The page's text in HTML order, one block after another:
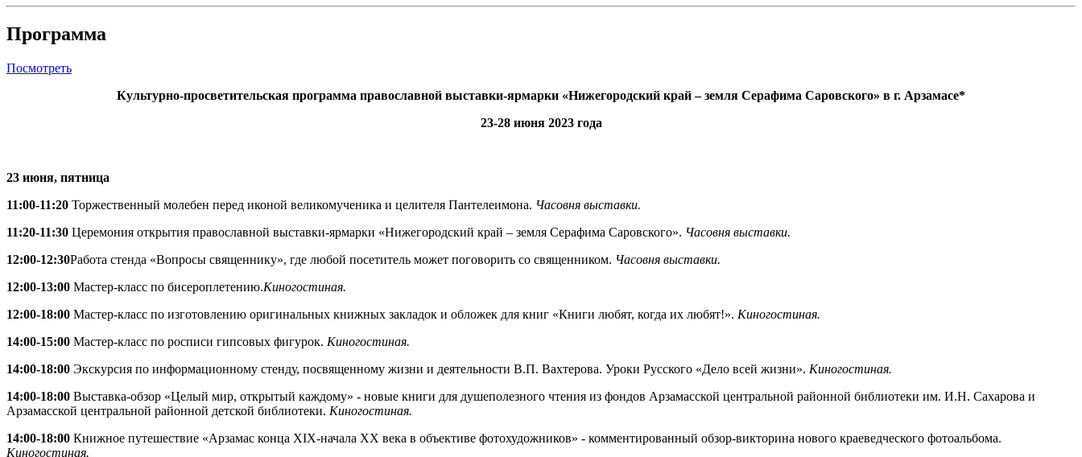
Программа
Посмотреть
Культурно-просветительская программа православной выставки-ярмарки «Нижегородский край – земля Серафима Саровского» в г. Арзамасе*
23-28 июня 2023 года
23 июня, пятница
11:00-11:20 Торжественный молебен перед иконой великомученика и целителя Пантелеимона. Часовня выставки.
11:20-11:30 Церемония открытия православной выставки-ярмарки «Нижегородский край – земля Серафима Саровского». Часовня выставки.
12:00-12:30Работа стенда «Вопросы священнику», где любой посетитель может поговорить со священником. Часовня выставки.
12:00-13:00 Мастер-класс по бисероплетению.Киногостиная.
12:00-18:00 Мастер-класс по изготовлению оригинальных книжных закладок и обложек для книг «Книги любят, когда их любят!». Киногостиная.
14:00-15:00 Мастер-класс по росписи гипсовых фигурок. Киногостиная.
14:00-18:00 Экскурсия по информационному стенду, посвященному жизни и деятельности В.П. Вахтерова. Уроки Русского «Дело всей жизни». Киногостиная.
14:00-18:00 Выставка-обзор «Целый мир, открытый каждому» - новые книги для душеполезного чтения из фондов Арзамасской центральной районной библиотеки им. И.Н. Сахарова и
Арзамасской центральной районной детской библиотеки. Киногостиная.
14:00-18:00 Книжное путешествие «Арзамас конца XIX-начала XX века в объективе фотохудожников» - комментированный обзор-викторина нового краеведческого фотоальбома.
Киногостиная.